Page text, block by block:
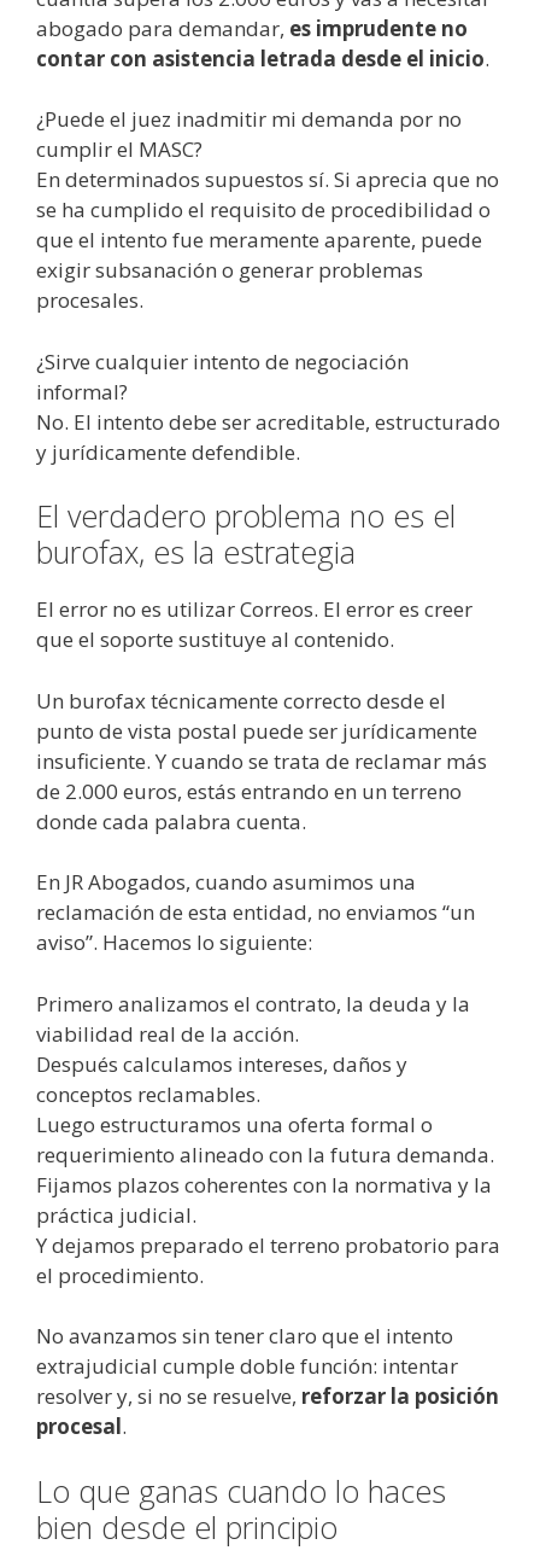
abogado para demandar, es imprudente no
contar con asistencia letrada desde el inicio.
¿Puede el juez inadmitir mi demanda por no
cumplir el MASC?
En determinados supuestos sí. Si aprecia que no
se ha cumplido el requisito de procedibilidad o
que el intento fue meramente aparente, puede
exigir subsanación o generar problemas
procesales.
¿Sirve cualquier intento de negociación
informal?
No. El intento debe ser acreditable, estructurado
y jurídicamente defendible.
El verdadero problema no es el
burofax, es la estrategia
El error no es utilizar Correos. El error es creer
que el soporte sustituye al contenido.
Un burofax técnicamente correcto desde el
punto de vista postal puede ser jurídicamente
insuficiente. Y cuando se trata de reclamar más
de 2.000 euros, estás entrando en un terreno
donde cada palabra cuenta.
En JR Abogados, cuando asumimos una
reclamación de esta entidad, no enviamos “un
aviso”. Hacemos lo siguiente:
Primero analizamos el contrato, la deuda y la
viabilidad real de la acción.
Después calculamos intereses, daños y
conceptos reclamables.
Luego estructuramos una oferta formal o
requerimiento alineado con la futura demanda.
Fijamos plazos coherentes con la normativa y la
práctica judicial.
Y dejamos preparado el terreno probatorio para
el procedimiento.
No avanzamos sin tener claro que el intento
extrajudicial cumple doble función: intentar
resolver y, si no se resuelve, reforzar la posición
procesal.
Lo que ganas cuando lo haces
bien desde el principio